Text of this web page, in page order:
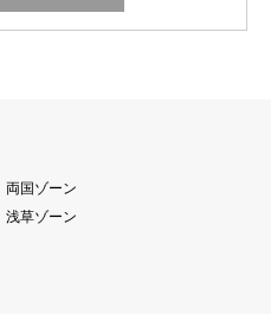
両国ゾーン
浅草ゾーン